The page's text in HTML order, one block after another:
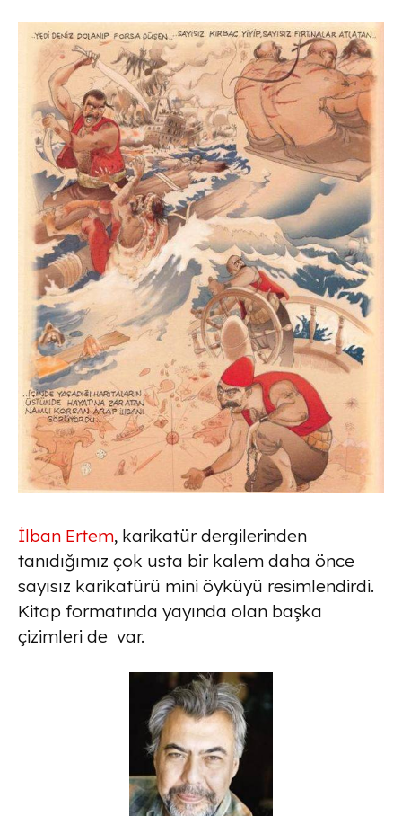
İlban Ertem, karikatür dergilerinden
tanıdığımız çok usta bir kalem daha önce
sayısız karikatürü mini öyküyü resimlendirdi.
Kitap formatında yayında olan başka
çizimleri de var.